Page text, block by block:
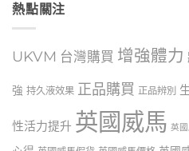
熱點關注
UKVM 台灣購買 增強體力
強 持久液效果 正品購買 正品辨別
性活力提升 英國威馬 英